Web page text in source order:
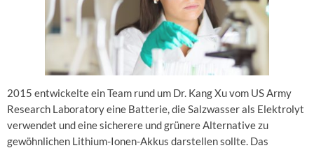
2015 entwickelte ein Team rund um Dr. Kang Xu vom US Army
Research Laboratory eine Batterie, die Salzwasser als Elektrolyt
verwendet und eine sicherere und grünere Alternative zu
gewöhnlichen Lithium-Ionen-Akkus darstellen sollte. Das